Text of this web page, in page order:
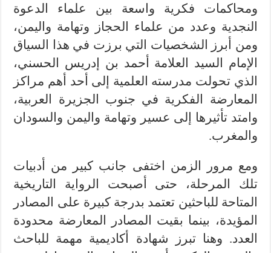
ومحاكمات فكرية واسعة بين علماء الدعوة
النجدية وعدد من علماء الحجاز وتهامة واليمن،
ومن أبرز الشخصيات التي برزت في هذا السياق
الإمام السيد العلامة أحمد بن إدريس الحسني،
الذي تحولت مدرسته العلمية إلى أحد أهم مراكز
المعارضة الفكرية في جنوب الجزيرة العربية،
وامتد تأثيرها إلى عسير وتهامة واليمن والسودان
والمغرب.
ومع مرور الزمن اختفى جانب كبير من أدبيات
تلك المرحلة، حتى أصبحت الرواية التاريخية
المتاحة للباحثين تعتمد بدرجة كبيرة على المصادر
المؤيدة، بينما بقيت المصادر المعارضة محدودة
العدد. وهنا تبرز شهادة أكاديمية مهمة للباحث